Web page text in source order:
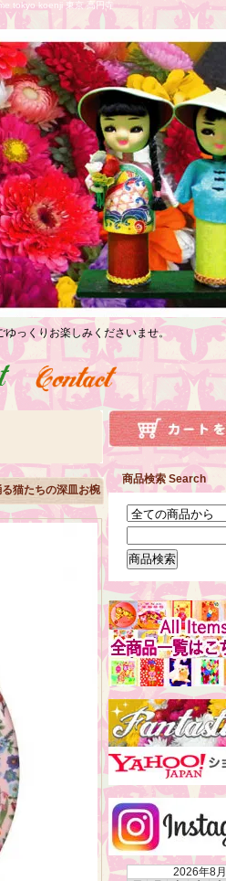
tokyo koenji 東京 高円寺
っくりお楽しみくださいませ。
猫たちの深皿お椀
商品検索 Search
2026年8月